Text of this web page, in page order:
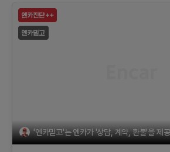
'엔카믿고'는 엔카가 '상담, 계약, 환불'을 제